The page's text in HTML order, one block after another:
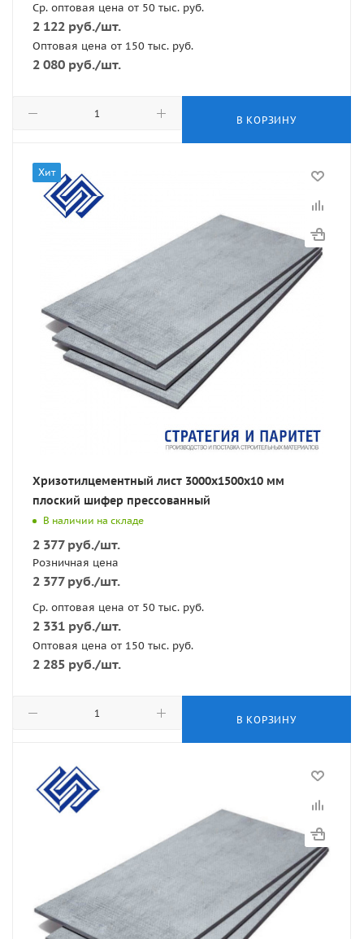
Ср. оптовая цена от 50 тыс. руб.
2 122 руб./шт.
Оптовая цена от 150 тыс. руб.
2 080 руб./шт.
В КОРЗИНУ
Хит
Хризотилцементный лист 3000х1500х10 мм
плоский шифер прессованный
В наличии на складе
2 377руб./шт.
Розничная цена
2 377руб./шт.
Ср. оптовая цена от 50 тыс. руб.
2 331 руб./шт.
Оптовая цена от 150 тыс. руб.
2 285 руб./шт.
В КОРЗИНУ